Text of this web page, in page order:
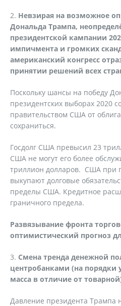
2. Невзирая на возможное
Дональда Трампа,
президентской кампании
импичмента и громких
американский конгресс
принятии решений всех
Поскольку шансы на победу
президентских выборах 2020
правительством США от
сохраниться.
Госдолг США превысил 23
США не могут его более
триллион долларов. США при
выкупают долговые
пределы США. Кредитное
граничного предела.
Развязывание фронта
оптимистический прогноз
3. Смена тренда денежной
центробанками (на порядки
масса в отличие от
Давление президента Трампа